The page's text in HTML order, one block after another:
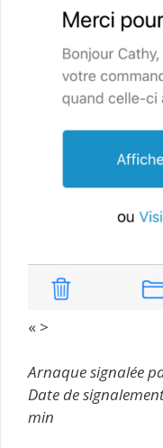
« >
Arnaque signalée
Date de
min